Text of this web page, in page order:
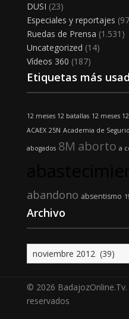
DUSI (23)
Especiales y reportajes
Ruedas de Prensa (1.531)
Uncategorized (14)
Vídeos 360 (187)
Etiquetas más
12 meses 12 batallas 12 meses
ACAEX 25N Academia de
abogados 8M aborto a
abandono absentismo
Archivo
Archivo
© 2026
reservados